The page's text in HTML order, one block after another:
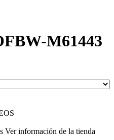
M61443
Ver información de la tienda